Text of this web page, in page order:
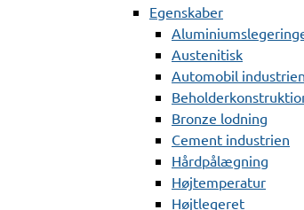
Egenskaber
Austenitisk
Automobil industrien
Bronze lodning
Cement industrien
Hårdpålægning
Højtemperatur
Højtlegeret